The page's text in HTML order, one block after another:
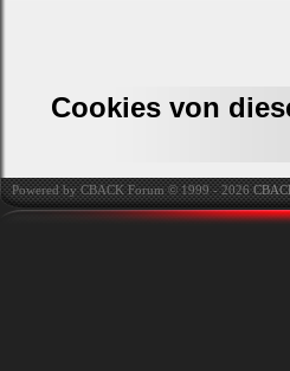
Cookies von
Powered by CBACK Forum © 1999 - 2026